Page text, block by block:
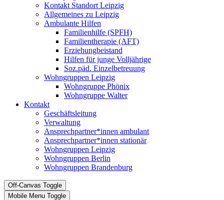
Kontakt Standort Leipzig
Allgemeines zu Leipzig
Ambulante Hilfen
Familienhilfe (SPFH)
Familientherapie (AFT)
Erziehungbeistand
Hilfen für junge Volljährige
Soz.päd. Einzelbetreuung
Wohngruppen Leipzig
Wohngruppe Phönix
Wohngruppe Walter
Kontakt
Geschäftsleitung
Verwaltung
Ansprechpartner*innen ambulant
Ansprechpartner*innen stationär
Wohngruppen Leipzig
Wohngruppen Berlin
Wohngruppen Brandenburg
Off-Canvas Toggle
Mobile Menu Toggle